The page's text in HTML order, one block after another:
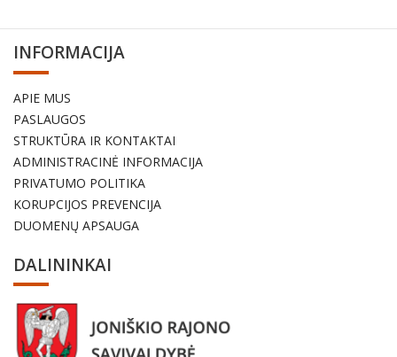
INFORMACIJA
APIE MUS
PASLAUGOS
STRUKTŪRA IR KONTAKTAI
ADMINISTRACINĖ INFORMACIJA
PRIVATUMO POLITIKA
KORUPCIJOS PREVENCIJA
DUOMENŲ APSAUGA
DALININKAI